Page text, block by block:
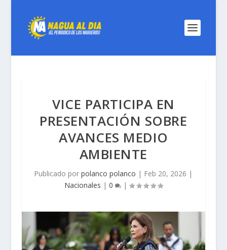
VICE PARTICIPA EN
PRESENTACIÓN SOBRE
AVANCES MEDIO
AMBIENTE
Publicado porpolanco polanco | Feb 20, 2026 |
Nacionales | 0 |